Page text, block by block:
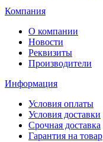
Компания
О компании
Новости
Реквизиты
Производители
Информация
Условия оплаты
Условия доставки
Срочная доставка
Гарантия на товар